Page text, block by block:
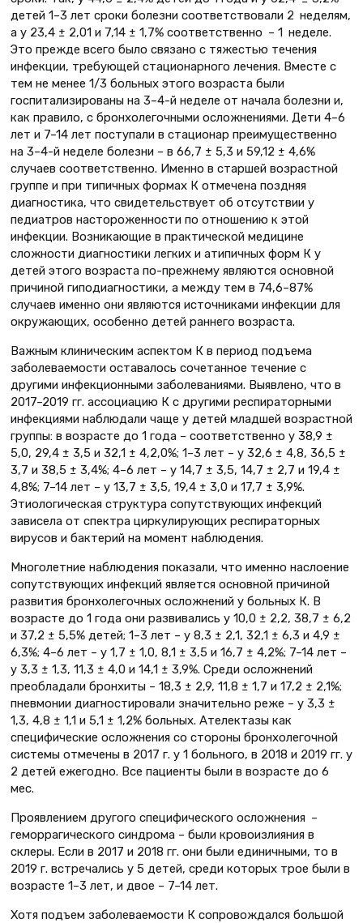
детей 1–3 лет сроки болезни соответствовали 2 неделям,
а у 23,4 ± 2,01 и 7,14 ± 1,7% соответственно – 1 неделе.
Это прежде всего было связано с тяжестью течения
инфекции, требующей стационарного лечения. Вместе с
тем не менее 1/3 больных этого возраста были
госпитализированы на 3–4-й неделе от начала болезни и,
как правило, с бронхолегочными осложнениями. Дети 4–6
лет и 7–14 лет поступали в стационар преимущественно
на 3–4-й неделе болезни – в 66,7 ± 5,3 и 59,12 ± 4,6%
случаев соответственно. Именно в старшей возрастной
группе и при типичных формах К отмечена поздняя
диагностика, что свидетельствует об отсутствии у
педиатров настороженности по отношению к этой
инфекции. Возникающие в практической медицине
сложности диагностики легких и атипичных форм К у
детей этого возраста по-прежнему являются основной
причиной гиподиагностики, а между тем в 74,6–87%
случаев именно они являются источниками инфекции для
окружающих, особенно детей раннего возраста.
Важным клиническим аспектом К в период подъема
заболеваемости оставалось сочетанное течение с
другими инфекционными заболеваниями. Выявлено, что в
2017–2019 гг. ассоциацию К с другими респираторными
инфекциями наблюдали чаще у детей младшей возрастной
группы: в возрасте до 1 года – соответственно у 38,9 ±
5,0, 29,4 ± 3,5 и 32,1 ± 4,2,0%; 1–3 лет – у 32,6 ± 4,8, 36,5 ±
3,7 и 38,5 ± 3,4%; 4–6 лет – у 14,7 ± 3,5, 14,7 ± 2,7 и 19,4 ±
4,8%; 7–14 лет – у 13,7 ± 3,5, 19,4 ± 3,0 и 17,7 ± 3,9%.
Этиологическая структура сопутствующих инфекций
зависела от спектра циркулирующих респираторных
вирусов и бактерий на момент наблюдения.
Многолетние наблюдения показали, что именно наслоение
сопутствующих инфекций является основной причиной
развития бронхолегочных осложнений у больных К. В
возрасте до 1 года они развивались у 10,0 ± 2,2, 38,7 ± 6,2
и 37,2 ± 5,5% детей; 1–3 лет – у 8,3 ± 2,1, 32,1 ± 6,3 и 4,9 ±
6,3%; 4–6 лет – у 1,7 ± 1,0, 8,1 ± 3,5 и 16,7 ± 4,2%; 7–14 лет –
у 3,3 ± 1,3, 11,3 ± 4,0 и 14,1 ± 3,9%. Среди осложнений
преобладали бронхиты – 18,3 ± 2,9, 11,8 ± 1,7 и 17,2 ± 2,1%;
пневмонии диагностировали значительно реже – у 3,3 ±
1,3, 4,8 ± 1,1 и 5,1 ± 1,2% больных. Ателектазы как
специфические осложнения со стороны бронхолегочной
системы отмечены в 2017 г. у 1 больного, в 2018 и 2019 гг. у
2 детей ежегодно. Все пациенты были в возрасте до 6
мес.
Проявлением другого специфического осложнения –
геморрагического синдрома – были кровоизлияния в
склеры. Если в 2017 и 2018 гг. они были единичными, то в
2019 г. встречались у 5 детей, среди которых трое были в
возрасте 1–3 лет, и двое – 7–14 лет.
Хотя подъем заболеваемости К сопровождался большой